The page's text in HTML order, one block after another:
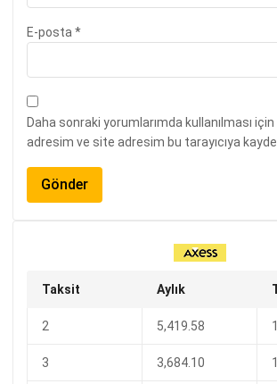
E-posta *
Daha sonraki yorumlarımda kullanılması
adresim ve site adresim bu tarayıcıya
Taksit Aylık
2 5,419.58
3 3,684.10